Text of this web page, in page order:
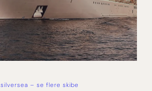
silversea – se flere skibe